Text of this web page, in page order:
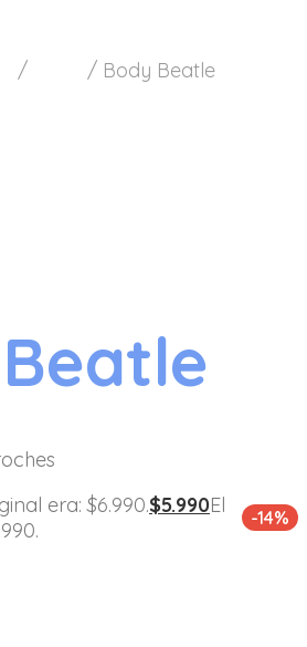
/ / Body Beatle
era: $6.990.$5.990El
-14%